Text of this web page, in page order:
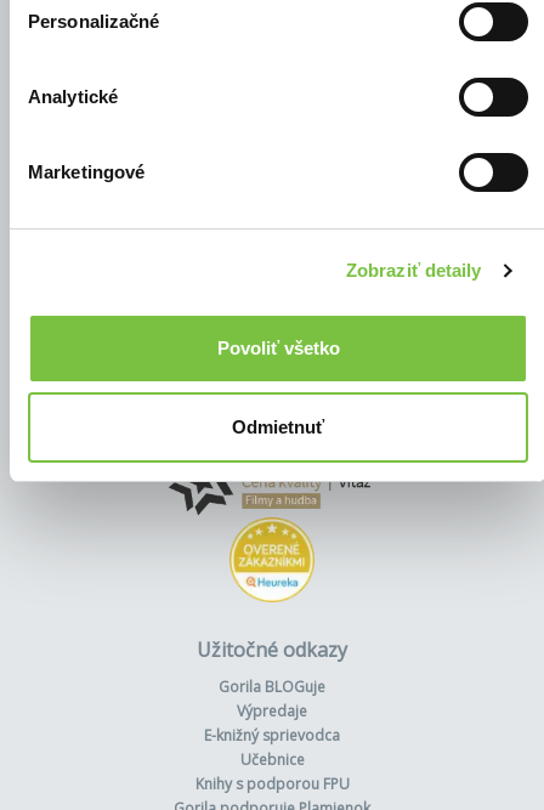
Personalizačné
Analytické
Marketingové
Zobraziť detaily
Povoliť všetko
Odmietnuť
Užitočné odkazy
Gorila BLOGuje
Výpredaje
E-knižný sprievodca
Učebnice
Knihy s podporou FPU